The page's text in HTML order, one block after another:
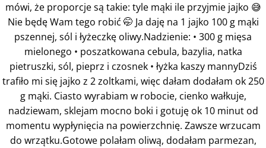
mówi, że proporcje są takie: tyle mąki ile przyjmie jajko 😅
Nie będę Wam tego robić 🤭 Ja daję na 1 jajko 100 g mąki
pszennej, sól i łyżeczkę oliwy.Nadzienie: • 300 g mięsa
mielonego • poszatkowana cebula, bazylia, natka
pietruszki, sól, pieprz i czosnek • łyżka kaszy mannyDziś
trafiło mi się jajko z 2 zoltkami, więc dałam dodałam ok 250
g mąki. Ciasto wyrabiam w robocie, cienko wałkuje,
nadziewam, sklejam mocno boki i gotuję ok 10 minut od
momentu wypłynięcia na powierzchnię. Zawsze wrzucam
do wrzątku.Gotowe polałam oliwą, dodałam parmezan,